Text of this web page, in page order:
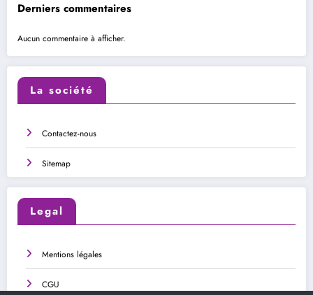
Derniers commentaires
Aucun commentaire à afficher.
La société
Contactez-nous
Sitemap
Legal
Mentions légales
CGU